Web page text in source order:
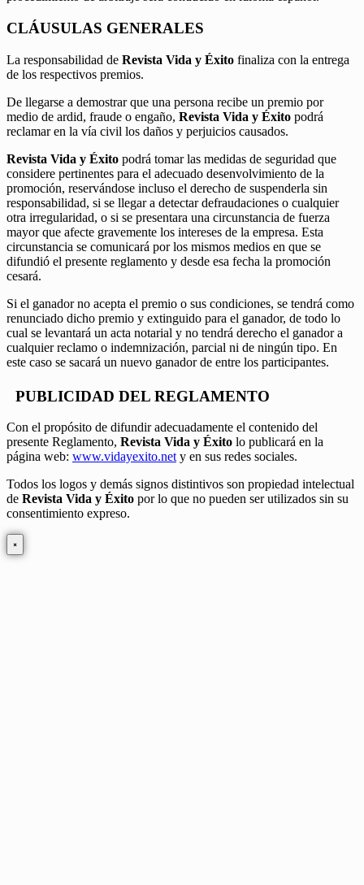
CLÁUSULAS GENERALES
La responsabilidad de Revista Vida y Éxito finaliza con la entrega
de los respectivos premios.
De llegarse a demostrar que una persona recibe un premio por
medio de ardid, fraude o engaño, Revista Vida y Éxito podrá
reclamar en la vía civil los daños y perjuicios causados.
Revista Vida y Éxito podrá tomar las medidas de seguridad que
considere pertinentes para el adecuado desenvolvimiento de la
promoción, reservándose incluso el derecho de suspenderla sin
responsabilidad, si se llegar a detectar defraudaciones o cualquier
otra irregularidad, o si se presentara una circunstancia de fuerza
mayor que afecte gravemente los intereses de la empresa. Esta
circunstancia se comunicará por los mismos medios en que se
difundió el presente reglamento y desde esa fecha la promoción
cesará.
Si el ganador no acepta el premio o sus condiciones, se tendrá como
renunciado dicho premio y extinguido para el ganador, de todo lo
cual se levantará un acta notarial y no tendrá derecho el ganador a
cualquier reclamo o indemnización, parcial ni de ningún tipo. En
este caso se sacará un nuevo ganador de entre los participantes.
PUBLICIDAD DEL REGLAMENTO
Con el propósito de difundir adecuadamente el contenido del
presente Reglamento, Revista Vida y Éxito lo publicará en la
página web: www.vidayexito.net y en sus redes sociales.
Todos los logos y demás signos distintivos son propiedad intelectual
de Revista Vida y Éxito por lo que no pueden ser utilizados sin su
consentimiento expreso.
×